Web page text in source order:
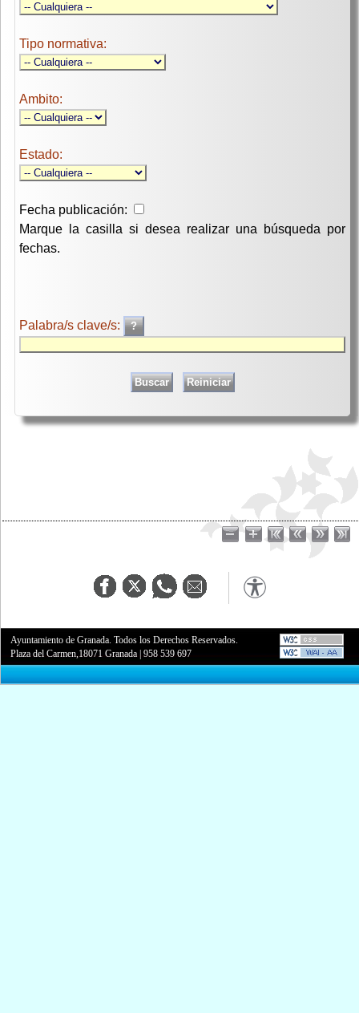
Tipo normativa:
Ambito:
Estado:
Fecha publicación:
Marque la casilla si desea realizar una búsqueda por
fechas.
Palabra/s clave/s:
Ayuntamiento de Granada. Todos los Derechos Reservados.
Plaza del Carmen,18071 Granada |958 539 697